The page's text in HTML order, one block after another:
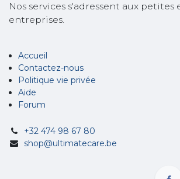
Nos services s'adressent aux petites
entreprises.
Accueil
Contactez-nous
Politique vie privée
Aide
Forum
+32 474 98 67 80
shop@ultimatecare.be